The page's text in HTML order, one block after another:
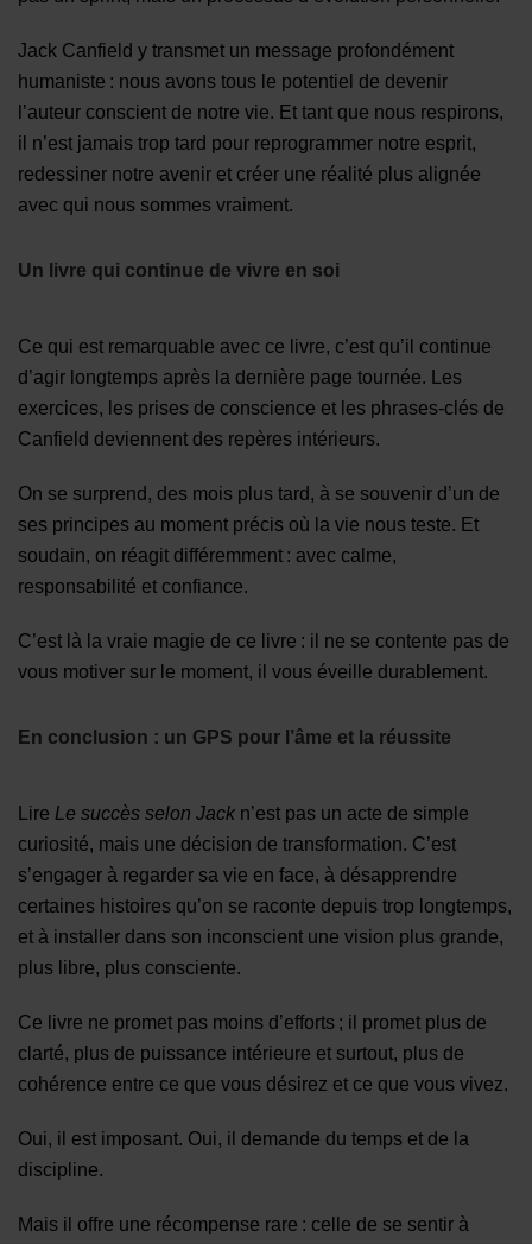
Jack Canfield y transmet un message profondément
humaniste : nous avons tous le potentiel de devenir
l’auteur conscient de notre vie. Et tant que nous respirons,
il n’est jamais trop tard pour reprogrammer notre esprit,
redessiner notre avenir et créer une réalité plus alignée
avec qui nous sommes vraiment.
Un livre qui continue de vivre en soi
Ce qui est remarquable avec ce livre, c’est qu’il continue
d’agir longtemps après la dernière page tournée. Les
exercices, les prises de conscience et les phrases-clés de
Canfield deviennent des repères intérieurs.
On se surprend, des mois plus tard, à se souvenir d’un de
ses principes au moment précis où la vie nous teste. Et
soudain, on réagit différemment : avec calme,
responsabilité et confiance.
C’est là la vraie magie de ce livre : il ne se contente pas de
vous motiver sur le moment, il vous éveille durablement.
En conclusion : un GPS pour l’âme et la réussite
Lire Le succès selon Jack n’est pas un acte de simple
curiosité, mais une décision de transformation. C’est
s’engager à regarder sa vie en face, à désapprendre
certaines histoires qu’on se raconte depuis trop longtemps,
et à installer dans son inconscient une vision plus grande,
plus libre, plus consciente.
Ce livre ne promet pas moins d’efforts ; il promet plus de
clarté, plus de puissance intérieure et surtout, plus de
cohérence entre ce que vous désirez et ce que vous vivez.
Oui, il est imposant. Oui, il demande du temps et de la
discipline.
Mais il offre une récompense rare : celle de se sentir à